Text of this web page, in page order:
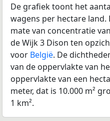
De grafiek toont het
wagens per hectare
mate van concentratie
de Wijk 3 Dison ten
voor België. De
van de oppervlakte van
oppervlakte van een
meter, dat is 10.000 m²
1 km².